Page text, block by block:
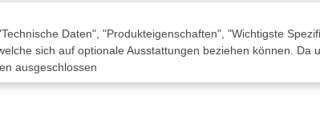
Daten", "Produkteigenschaften", "Wichtigste
sich auf optionale Ausstattungen beziehen können.
ausgeschlossen